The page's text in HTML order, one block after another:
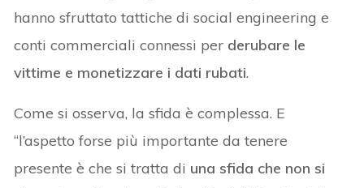
hanno sfruttato tattiche di social engineering e
conti commerciali connessi per derubare le
vittime e monetizzare i dati rubati.
Come si osserva, la sfida è complessa. E
“l’aspetto forse più importante da tenere
presente è che si tratta di una sfida che non si